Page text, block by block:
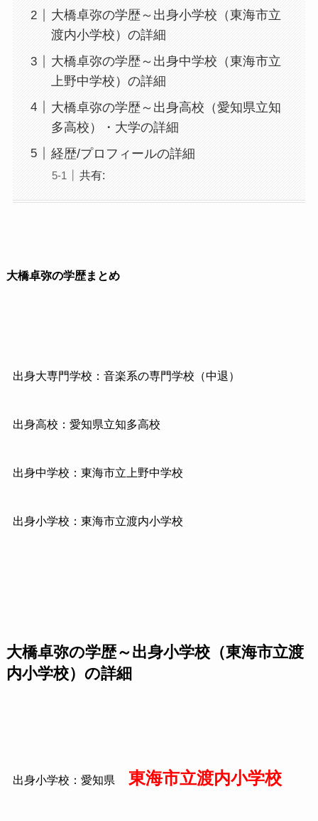
大橋卓弥の学歴～出身小学校（東海市立
渡内小学校）の詳細
大橋卓弥の学歴～出身中学校（東海市立
上野中学校）の詳細
大橋卓弥の学歴～出身高校（愛知県立知
多高校）・大学の詳細
経歴/プロフィールの詳細
共有:
大橋卓弥の学歴まとめ
出身大専門学校：音楽系の専門学校（中退）
出身高校：愛知県立知多高校
出身中学校：東海市立上野中学校
出身小学校：東海市立渡内小学校
大橋卓弥の学歴～出身小学校（東海市立渡
内小学校）の詳細
出身小学校：愛知県 東海市立渡内小学校